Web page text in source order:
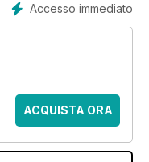
Accesso immediato
ACQUISTA ORA